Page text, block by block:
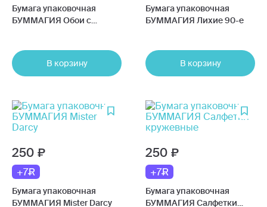
Бумага упаковочная
БУММАГИЯ Обои с
В корзину
Бумага упаковочная
БУММАГИЯ Лихие 90-е
В корзину
250
+7
Бумага упаковочная
БУММАГИЯ Mister Darcy
250
+7
Бумага упаковочная
БУММАГИЯ Салфетки